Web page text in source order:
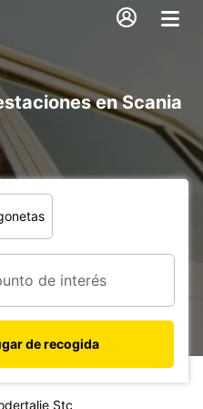
en Scania
de recogida
Stc